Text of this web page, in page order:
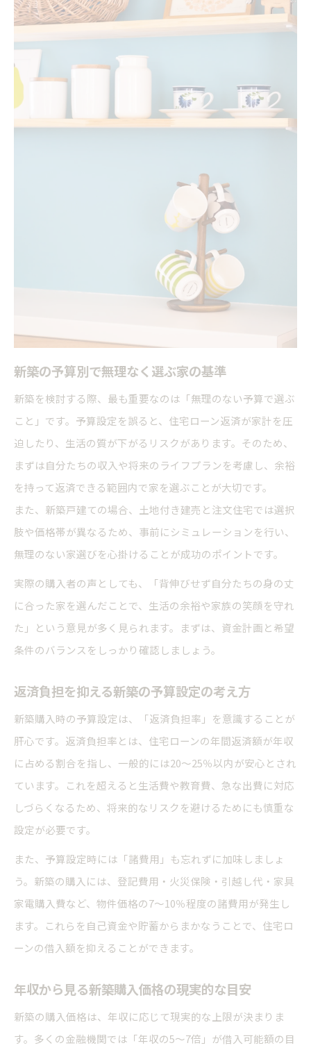
理想の暮らしを叶える新築の選択法
家族構成に合わせた新築間取りの考え方
新築の買い方で後悔しない住環境の選び方
建売と注文住宅で実現する暮らしの違い
新築購入で無理しない資金計画の立て方
住宅ローンを賢く利用した新築の買い方
新築購入にかかる諸費用と内訳のポイント
予算オーバーを防ぐ新築の資金管理術
自己資金と借入額を考慮した新築選び
新築購入後に後悔しないチェックポイント
新築の買い方で知っておきたい注意点
戸建て購入後にやるべき新築の確認事項
新築購入後のトラブルを防ぐポイント
建売新築購入後の失敗談とその回避策
戸建て新築購入の流れを徹底ガイド
新築戸建て購入の流れと主要ステップ解説
住宅ローン審査から引き渡しまでの流れ
新築の予算別で無理なく選ぶ家の基準
新築を検討する際、最も重要なのは「無理のない予算で選ぶ
こと」です。予算設定を誤ると、住宅ローン返済が家計を圧
迫したり、生活の質が下がるリスクがあります。そのため、
まずは自分たちの収入や将来のライフプランを考慮し、余裕
を持って返済できる範囲内で家を選ぶことが大切です。
また、新築戸建ての場合、土地付き建売と注文住宅では選択
肢や価格帯が異なるため、事前にシミュレーションを行い、
無理のない家選びを心掛けることが成功のポイントです。
実際の購入者の声としても、「背伸びせず自分たちの身の丈
に合った家を選んだことで、生活の余裕や家族の笑顔を守れ
た」という意見が多く見られます。まずは、資金計画と希望
条件のバランスをしっかり確認しましょう。
返済負担を抑える新築の予算設定の考え方
新築購入時の予算設定は、「返済負担率」を意識することが
肝心です。返済負担率とは、住宅ローンの年間返済額が年収
に占める割合を指し、一般的には20～25％以内が安心とされ
ています。これを超えると生活費や教育費、急な出費に対応
しづらくなるため、将来的なリスクを避けるためにも慎重な
設定が必要です。
また、予算設定時には「諸費用」も忘れずに加味しましょ
う。新築の購入には、登記費用・火災保険・引越し代・家具
家電購入費など、物件価格の7～10％程度の諸費用が発生し
ます。これらを自己資金や貯蓄からまかなうことで、住宅ロ
ーンの借入額を抑えることができます。
年収から見る新築購入価格の現実的な目安
新築の購入価格は、年収に応じて現実的な上限が決まりま
す。多くの金融機関では「年収の5～7倍」が借入可能額の目